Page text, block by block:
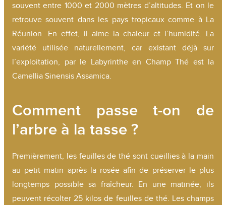
souvent entre 1000 et 2000 mètres d’altitudes. Et on le
retrouve souvent dans les pays tropicaux comme à La
Réunion. En effet, il aime la chaleur et l’humidité. La
variété utilisée naturellement, car existant déjà sur
l’exploitation, par le Labyrinthe en Champ Thé est la
Camellia Sinensis Assamica.
Comment passe t-on de
l’arbre à la tasse ?
Premièrement, les feuilles de thé sont cueillies à la main
au petit matin après la rosée afin de préserver le plus
longtemps possible sa fraîcheur. En une matinée, ils
peuvent récolter 25 kilos de feuilles de thé. Les champs